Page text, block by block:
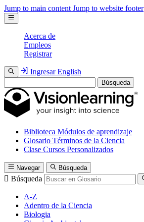
Jump to main content Jump to website footer
Acerca de
Empleos
Registrar
Ingresar English
Búsqueda
Biblioteca Módulos de aprendizaje
Glosario Términos de la Ciencia
Clase Cursos Personalizados
Navegar Búsqueda
Búsqueda
A-Z
Adentro de la Ciencia
Biologia